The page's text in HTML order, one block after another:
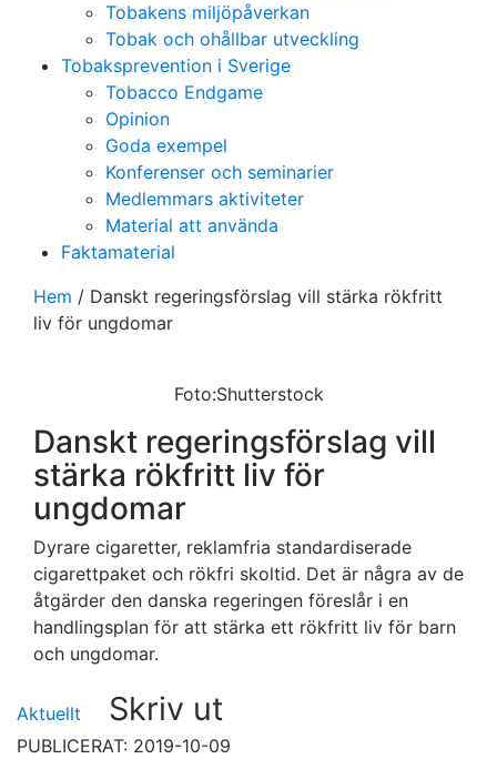
Tobakens miljöpåverkan
Tobak och ohållbar utveckling
Tobaksprevention i Sverige
Tobacco Endgame
Opinion
Goda exempel
Konferenser och seminarier
Medlemmars aktiviteter
Material att använda
Faktamaterial
Hem / Danskt regeringsförslag vill stärka rökfritt
liv för ungdomar
Foto:Shutterstock
Danskt regeringsförslag vill
stärka rökfritt liv för
ungdomar
Dyrare cigaretter, reklamfria standardiserade
cigarettpaket och rökfri skoltid. Det är några av de
åtgärder den danska regeringen föreslår i en
handlingsplan för att stärka ett rökfritt liv för barn
och ungdomar.
Aktuellt Skriv ut
PUBLICERAT: 2019-10-09